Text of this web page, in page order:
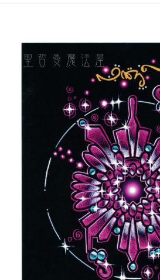
7-11取貨付款
每筆NT$80，滿NT$3,000(含以上)免運費
賣家宅配幫您送（台灣）
每筆NT$80，滿NT$3,000(含以上)免運費
郵局幫你送（離島）
每筆NT$80，滿NT$3,000(含以上)免運費
付款後門市自取